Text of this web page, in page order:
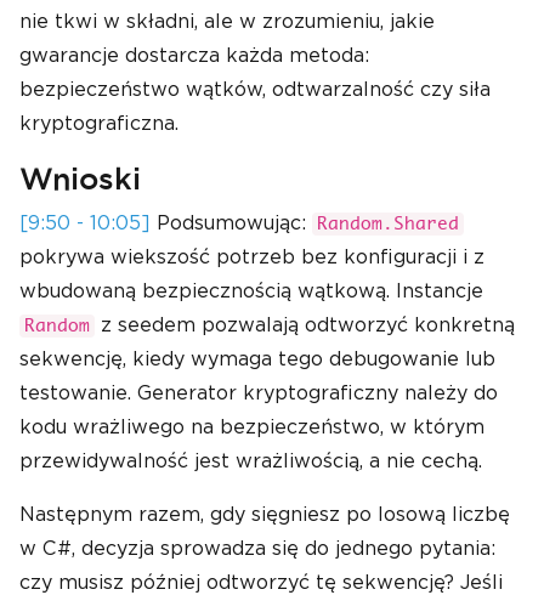
nie tkwi w składni, ale w zrozumieniu, jakie
gwarancje dostarcza każda metoda:
bezpieczeństwo wątków, odtwarzalność czy siła
kryptograficzna.
Wnioski
[9:50 - 10:05] Podsumowując: Random.Shared
pokrywa wiekszość potrzeb bez konfiguracji i z
wbudowaną bezpiecznością wątkową. Instancje
Random
z seedem pozwalają odtworzyć konkretną
sekwencję, kiedy wymaga tego debugowanie lub
testowanie. Generator kryptograficzny należy do
kodu wrażliwego na bezpieczeństwo, w którym
przewidywalność jest wrażliwością, a nie cechą.
Następnym razem, gdy sięgniesz po losową liczbę
w C#, decyzja sprowadza się do jednego pytania:
czy musisz później odtworzyć tę sekwencję? Jeśli